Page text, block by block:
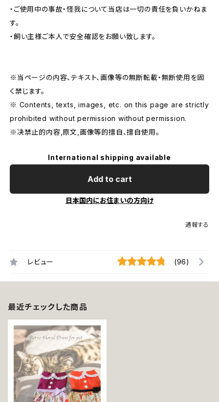
・ご使用中の事故・怪我について当店は一切の責任を負いかねま
す。
・飼い主様ご本人で安全確認をお願い致します。
※当ページの内容、テキスト、画像等の無断転載・無断使用を固
く禁じます。
※ Contents, texts, images, etc. on this page are strictly
prohibited without permission without permission.
※决禁止的内容,原文,画像等的擅自、擅自使用。
International shipping available
Add to cart
日本国内にお住まいの方向け
通報する
レビュー (96)
最近チェックした商品